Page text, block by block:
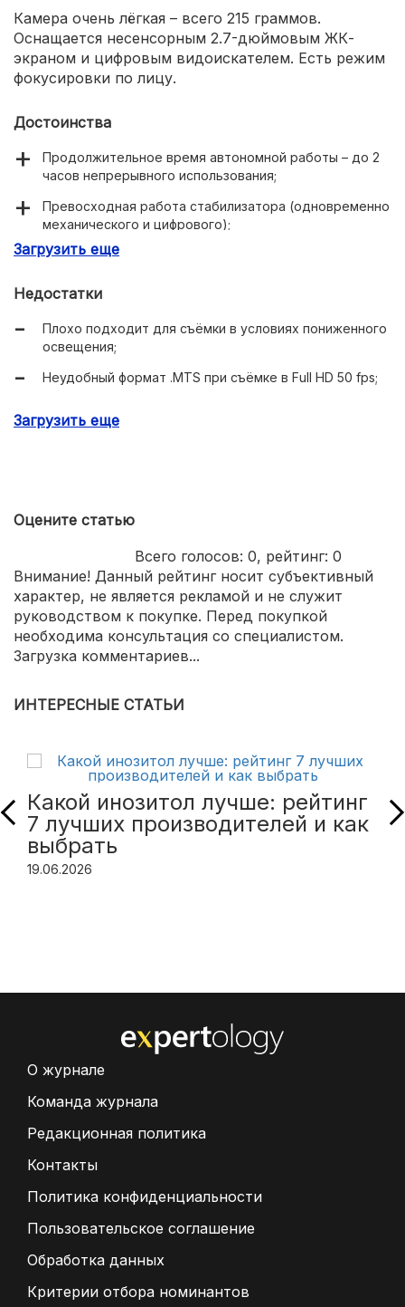
Камера очень лёгкая – всего 215 граммов.
Оснащается несенсорным 2.7-дюймовым ЖК-
экраном и цифровым видоискателем. Есть режим
фокусировки по лицу.
Достоинства
Продолжительное время автономной работы – до 2
часов непрерывного использования;
Превосходная работа стабилизатора (одновременно
механического и цифрового);
Хорошая работа автоматики (автофокус, баланс
Загрузить еще
Недостатки
Плохо подходит для съёмки в условиях пониженного
освещения;
Неудобный формат .MTS при съёмке в Full HD 50 fps;
Загрузить еще
Оцените статью
Всего голосов: 0, рейтинг: 0
Внимание! Данный рейтинг носит субъективный
характер, не является рекламой и не служит
руководством к покупке. Перед покупкой
необходима консультация со специалистом.
Загрузка комментариев...
ИНТЕРЕСНЫЕ СТАТЬИ
Какой инозитол лучше: рейтинг
7 лучших производителей и как
выбрать
19.06.2026
О журнале
Команда журнала
Редакционная политика
Контакты
Политика конфиденциальности
Пользовательское соглашение
Обработка данных
Критерии отбора номинантов